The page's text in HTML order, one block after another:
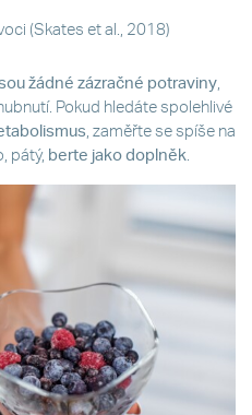
(Skates et al., 2018)
žádné zázračné potraviny
Pokud hledáte spolehlivé
, zaměřte se spíše na
pátý, berte jako doplněk